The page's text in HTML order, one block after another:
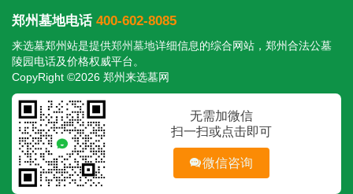
郑州墓地电话 400-602-8085
来选墓郑州站是提供郑州墓地详细信息的综合网站，郑州合法公墓
陵园电话及价格权威平台。
CopyRight ©2026 郑州来选墓网
无需加微信
扫一扫或点击即可
微信咨询